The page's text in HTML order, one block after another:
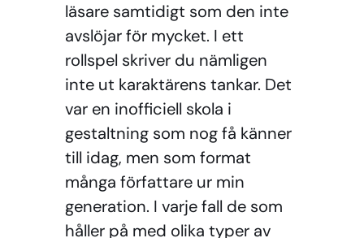
läsare samtidigt som den inte
avslöjar för mycket. I ett
rollspel skriver du nämligen
inte ut karaktärens tankar. Det
var en inofficiell skola i
gestaltning som nog få känner
till idag, men som format
många författare ur min
generation. I varje fall de som
håller på med olika typer av